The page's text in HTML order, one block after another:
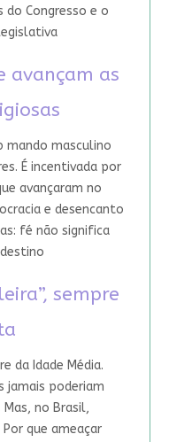
do Congresso e o
avançam as
mando masculino
É incentivada por
avançaram no
e desencanto
fé não significa
sempre
da Idade Média.
jamais poderiam
no Brasil,
que ameaçar